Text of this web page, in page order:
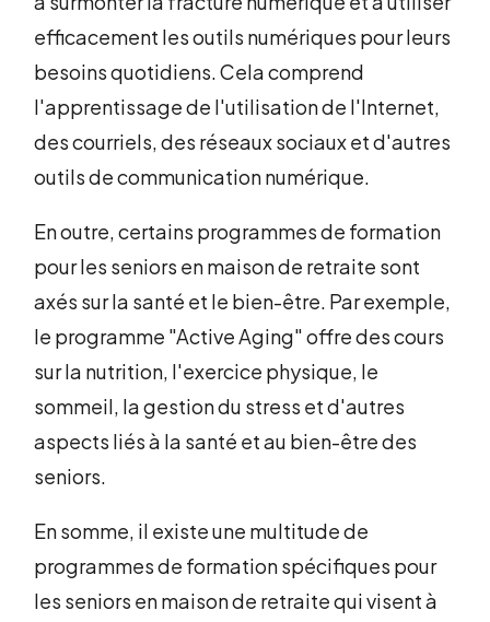
efficacement les outils numériques pour leurs
besoins quotidiens. Cela comprend
l'apprentissage de l'utilisation de l'Internet,
des courriels, des réseaux sociaux et d'autres
outils de communication numérique.
En outre, certains programmes de formation
pour les seniors en maison de retraite sont
axés sur la santé et le bien-être. Par exemple,
le programme "Active Aging" offre des cours
sur la nutrition, l'exercice physique, le
sommeil, la gestion du stress et d'autres
aspects liés à la santé et au bien-être des
seniors.
En somme, il existe une multitude de
programmes de formation spécifiques pour
les seniors en maison de retraite qui visent à